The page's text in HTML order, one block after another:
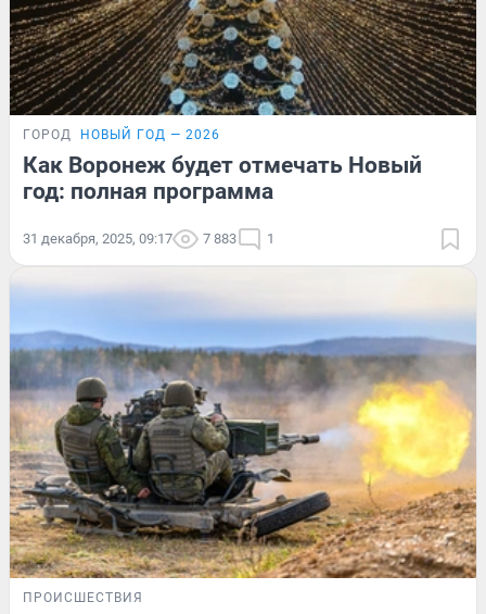
ГОРОД НОВЫЙ ГОД — 2026
Как Воронеж будет отмечать Новый
год: полная программа
31 декабря, 2025, 09:17 7 883 1
ПРОИСШЕСТВИЯ